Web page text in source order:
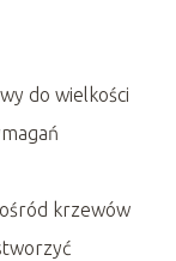
do wielkości
krzewów